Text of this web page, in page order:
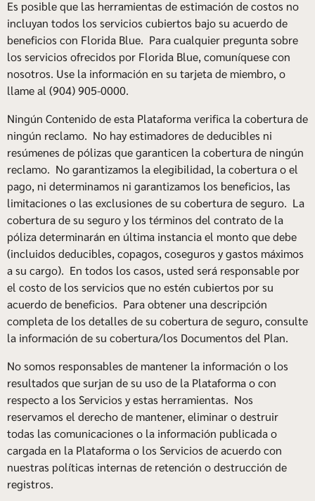
Es posible que las herramientas de estimación de costos no
incluyan todos los servicios cubiertos bajo su acuerdo de
beneficios con Florida Blue. Para cualquier pregunta sobre
los servicios ofrecidos por Florida Blue, comuníquese con
nosotros. Use la información en su tarjeta de miembro, o
llame al (904) 905-0000.
Ningún Contenido de esta Plataforma verifica la cobertura de
ningún reclamo. No hay estimadores de deducibles ni
resúmenes de pólizas que garanticen la cobertura de ningún
reclamo. No garantizamos la elegibilidad, la cobertura o el
pago, ni determinamos ni garantizamos los beneficios, las
limitaciones o las exclusiones de su cobertura de seguro. La
cobertura de su seguro y los términos del contrato de la
póliza determinarán en última instancia el monto que debe
(incluidos deducibles, copagos, coseguros y gastos máximos
a su cargo). En todos los casos, usted será responsable por
el costo de los servicios que no estén cubiertos por su
acuerdo de beneficios. Para obtener una descripción
completa de los detalles de su cobertura de seguro, consulte
la información de su cobertura/los Documentos del Plan.
No somos responsables de mantener la información o los
resultados que surjan de su uso de la Plataforma o con
respecto a los Servicios y estas herramientas. Nos
reservamos el derecho de mantener, eliminar o destruir
todas las comunicaciones o la información publicada o
cargada en la Plataforma o los Servicios de acuerdo con
nuestras políticas internas de retención o destrucción de
registros.